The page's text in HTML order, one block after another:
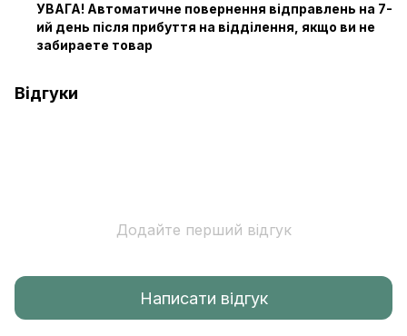
УВАГА! Автоматичне повернення відправлень на 7-
ий день після прибуття на відділення, якщо ви не
забираете товар
Відгуки
Додайте перший відгук
Написати відгук